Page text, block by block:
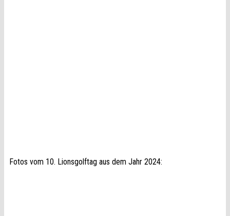
Fotos vom 10. Lionsgolftag aus dem Jahr 2024: